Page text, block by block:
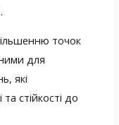
точок
для
які
стійкості до